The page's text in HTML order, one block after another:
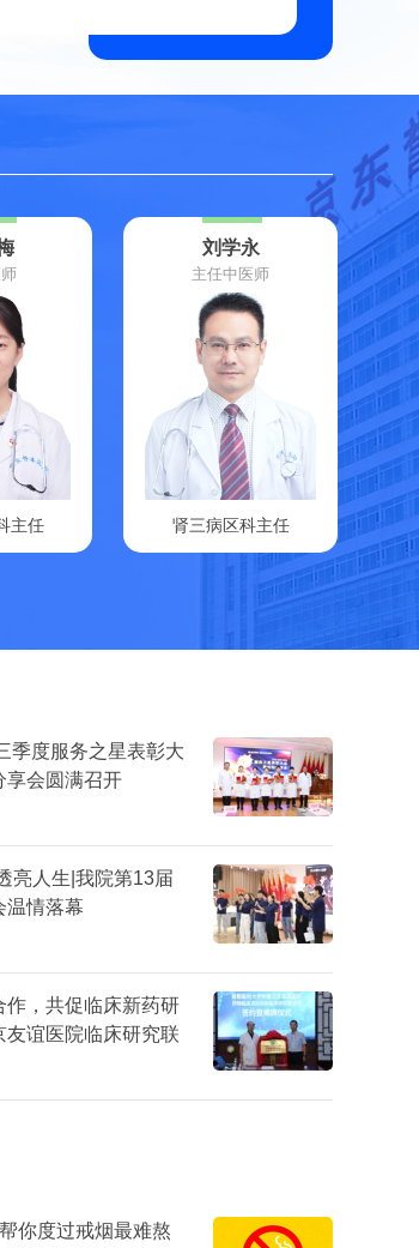
主任
刘学永
主任中医师
肾三病区科主任
，我院多屏联动直播阅兵盛况
2025-09-03
季度服务之星表彰大
享会圆满召开
亮人生|我院第13届
温情落幕
作，共促临床新药研
谊医院临床研究联
你度过戒烟最难熬